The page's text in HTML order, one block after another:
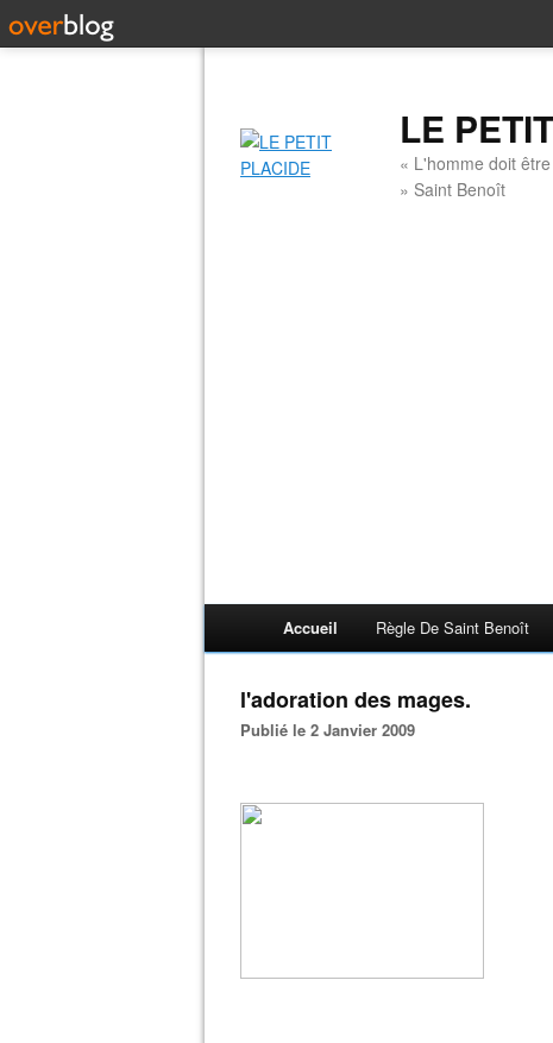
LE
« L'homme doit
» Saint Benoît
Accueil Règle De Saint Benoît
l'adoration des mages.
Publié le 2 Janvier 2009